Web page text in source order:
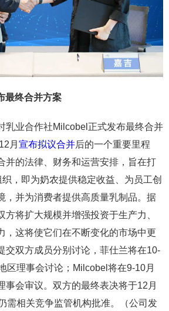
最终合并方案
乳业合作社Milcobel正式发布最终合并
月 宣布拟议合并后的一个重要里程
并的法律、财务和运营安排，旨在打
织，即为奶农提供稳定收益、为员工创
，并为消费者提供高质量乳制品。据
方将扩大规模并增强投资于生产力、
，这将使它们在不断变化的市场中更
交双方成员分别讨论，菲仕兰将在10-
区理事会讨论；Milcobel将在9-10月
事会审议。双方的最终表决将于12月
需相关竞争监管机构批准。（公司发